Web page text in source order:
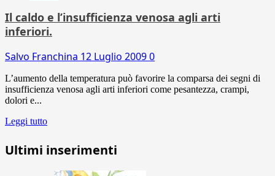
Il caldo e l’insufficienza venosa agli arti
inferiori.
Salvo Franchina 12 Luglio 20090
L’aumento della temperatura può favorire la comparsa dei segni di
insufficienza venosa agli arti inferiori come pesantezza, crampi,
dolori e...
Leggi tutto
Ultimi inserimenti